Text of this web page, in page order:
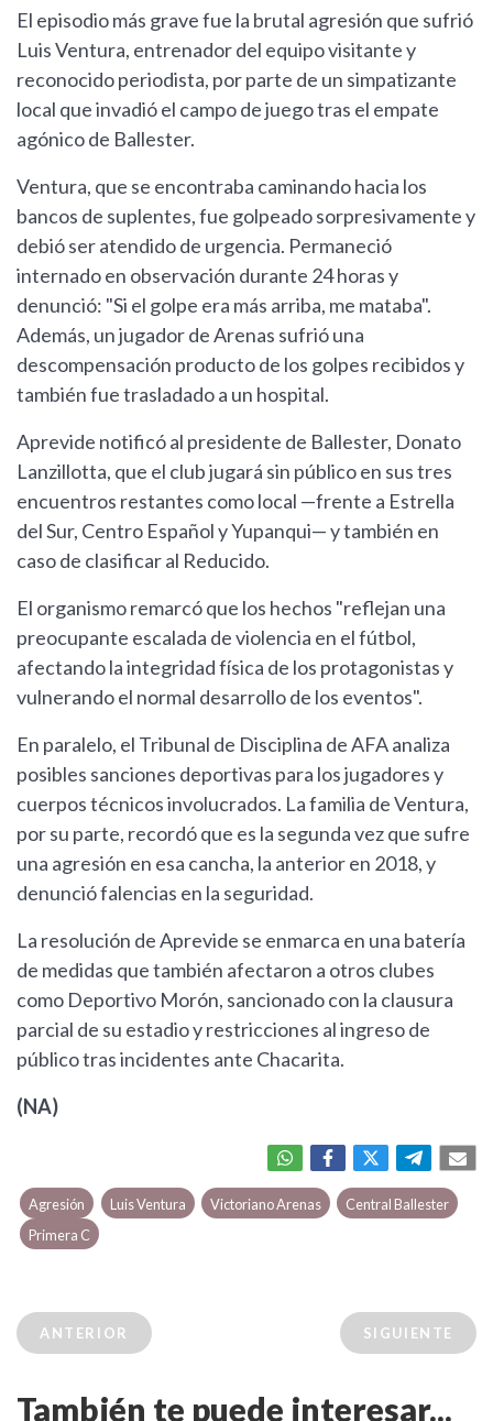
El episodio más grave fue la brutal agresión que sufrió
Luis Ventura, entrenador del equipo visitante y
reconocido periodista, por parte de un simpatizante
local que invadió el campo de juego tras el empate
agónico de Ballester.
Ventura, que se encontraba caminando hacia los
bancos de suplentes, fue golpeado sorpresivamente y
debió ser atendido de urgencia. Permaneció
internado en observación durante 24 horas y
denunció: "Si el golpe era más arriba, me mataba".
Además, un jugador de Arenas sufrió una
descompensación producto de los golpes recibidos y
también fue trasladado a un hospital.
Aprevide notificó al presidente de Ballester, Donato
Lanzillotta, que el club jugará sin público en sus tres
encuentros restantes como local —frente a Estrella
del Sur, Centro Español y Yupanqui— y también en
caso de clasificar al Reducido.
El organismo remarcó que los hechos "reflejan una
preocupante escalada de violencia en el fútbol,
afectando la integridad física de los protagonistas y
vulnerando el normal desarrollo de los eventos".
En paralelo, el Tribunal de Disciplina de AFA analiza
posibles sanciones deportivas para los jugadores y
cuerpos técnicos involucrados. La familia de Ventura,
por su parte, recordó que es la segunda vez que sufre
una agresión en esa cancha, la anterior en 2018, y
denunció falencias en la seguridad.
La resolución de Aprevide se enmarca en una batería
de medidas que también afectaron a otros clubes
como Deportivo Morón, sancionado con la clausura
parcial de su estadio y restricciones al ingreso de
público tras incidentes ante Chacarita.
(NA)
Agresión Luis Ventura Victoriano Arenas
Central Ballester
Primera C
ANTERIOR SIGUIENTE
También te puede interesar...